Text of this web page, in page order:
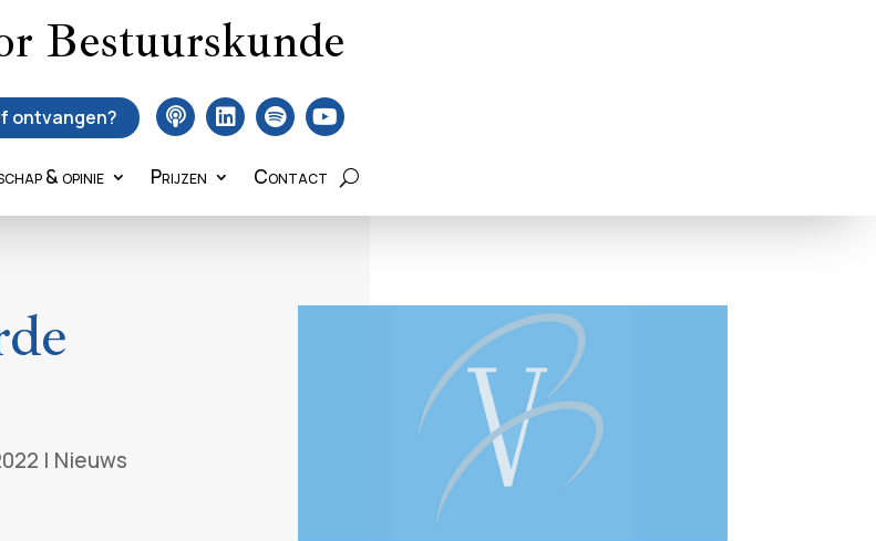
Bestuurskunde
ontvangen?
& opinie Prijzen Contact
| Nieuws